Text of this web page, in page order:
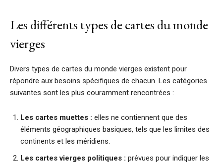
Les différents types de cartes du monde
vierges
Divers types de cartes du monde vierges existent pour
répondre aux besoins spécifiques de chacun. Les catégories
suivantes sont les plus couramment rencontrées :
Les cartes muettes : elles ne contiennent que des
éléments géographiques basiques, tels que les limites des
continents et les méridiens.
Les cartes vierges politiques : prévues pour indiquer les